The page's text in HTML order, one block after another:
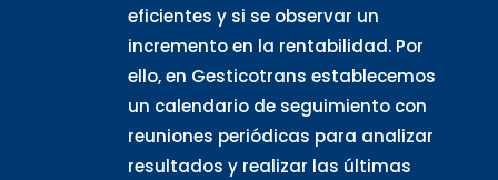
eficientes y si se observar un
incremento en la rentabilidad. Por
ello, en Gesticotrans establecemos
un calendario de seguimiento con
reuniones periódicas para analizar
resultados y realizar las últimas